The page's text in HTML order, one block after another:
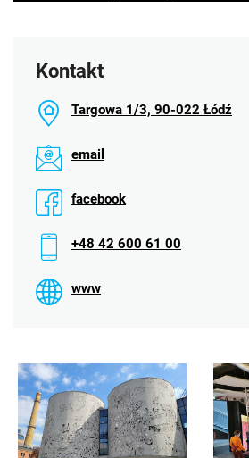
Kontakt
Targowa 1/3, 90-022 Łódź
email
facebook
+48 42 600 61 00
www